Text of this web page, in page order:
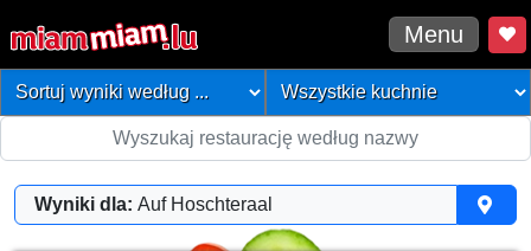
Menu
Wyniki dla: Auf Hoschteraal